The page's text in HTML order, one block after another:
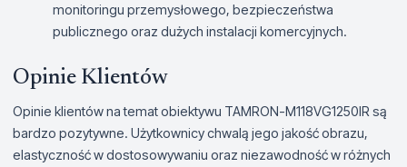
monitoringu przemysłowego, bezpieczeństwa
publicznego oraz dużych instalacji komercyjnych.
Opinie Klientów
Opinie klientów na temat obiektywu TAMRON-M118VG1250IR są
bardzo pozytywne. Użytkownicy chwalą jego jakość obrazu,
elastyczność w dostosowywaniu oraz niezawodność w różnych